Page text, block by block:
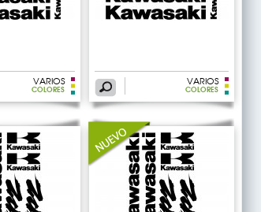
VARIOS
COLORES
VARIOS
COLORES